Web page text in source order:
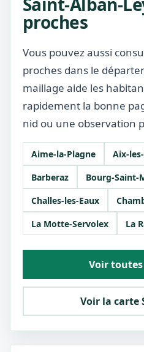
proches
Vous pouvez aussi
proches dans le
maillage aide les
rapidement la bonne
nid ou une observation
Aime-la-Plagne Aix-
Barberaz
Bourg-Saint-
Challes-les-Eaux
La Motte-Servolex
La
Voir
Voir la carte